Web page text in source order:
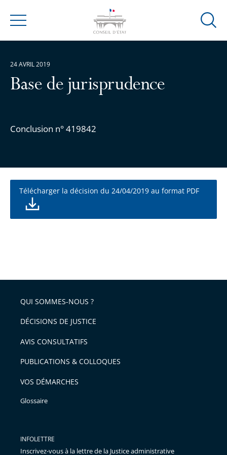
Menu
Ouvrir
Base de jurisprudence
Conclusion n° 419842
24 AVRIL 2019
Télécharger la décision du 24/04/2019 au format PDF
QUI SOMMES-NOUS ?
DÉCISIONS DE JUSTICE
AVIS CONSULTATIFS
PUBLICATIONS & COLLOQUES
VOS DÉMARCHES
Glossaire
INFOLETTRE
Inscrivez-vous à la lettre de la Justice administrative